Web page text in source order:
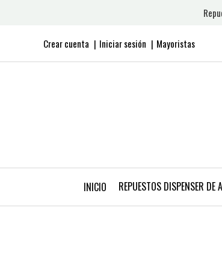
Crear cuenta Iniciar sesión Mayoristas
INICIO REPUESTOS DISPENSER DE